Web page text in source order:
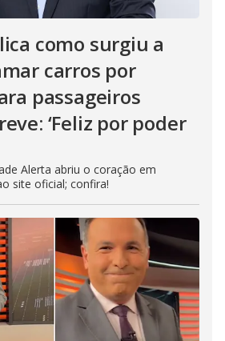
como surgiu a
carros por
passageiros
‘Feliz por poder
Alerta abriu o coração em
site oficial; confira!